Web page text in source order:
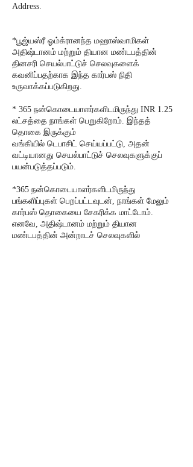
Address.
*பூஜ்யஸ்ரீ ஓம்க்ரானந்த மஹாஸ்வாமிகள்
அதிஷ்டானம் மற்றும் தியான மண்டபத்தின்
தினசரி செயல்பாட்டுச் செலவுகளைக்
கவனிப்பதற்காக இந்த கார்பஸ் நிதி
உருவாக்கப்படுகிறது.
* 365 நன்கொடையாளர்களிடமிருந்து INR 1.25
லட்சத்தை நாங்கள் பெறுகிறோம். இந்தத்
தொகை இருக்கும்
வங்கியில் டெபாசிட் செய்யப்பட்டு, அதன்
வட்டியானது செயல்பாட்டுச் செலவுகளுக்குப்
பயன்படுத்தப்படும்.
*365 நன்கொடையாளர்களிடமிருந்து
பங்களிப்புகள் பெறப்பட்டவுடன், நாங்கள் மேலும்
கார்பஸ் தொகையை சேகரிக்க மாட்டோம்.
எனவே, அதிஷ்டானம் மற்றும் தியான
மண்டபத்தின் அன்றாடச் செலவுகளில்